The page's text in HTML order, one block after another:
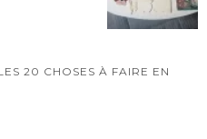
20 CHOSES À FAIRE EN